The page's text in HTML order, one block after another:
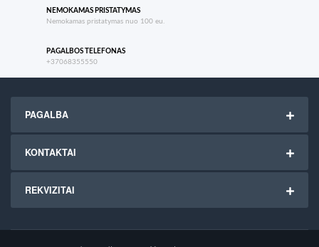
NEMOKAMAS PRISTATYMAS
Nemokamas pristatymas nuo 100 eu.
PAGALBOS TELEFONAS
+37068355550
PAGALBA
KONTAKTAI
REKVIZITAI